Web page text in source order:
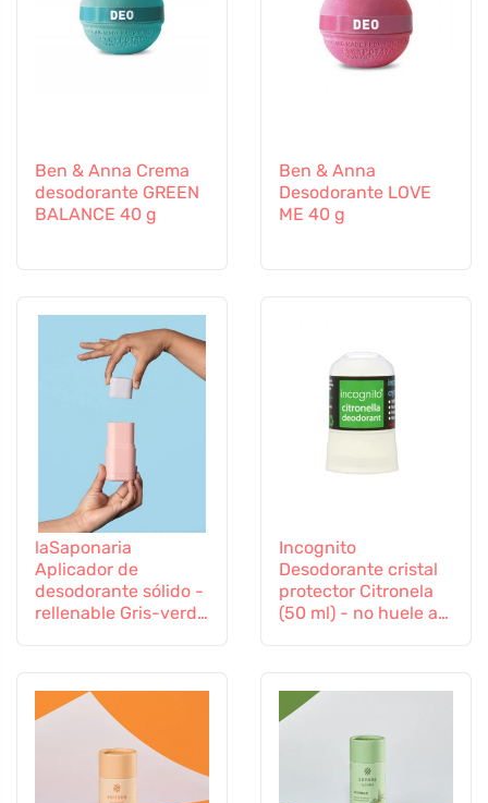
Ben & Anna Crema
desodorante GREEN
BALANCE 40 g
Ben & Anna
Desodorante LOVE
ME 40 g
laSaponaria
Aplicador de
desodorante sólido -
rellenable Gris-verde
Incognito
Desodorante cristal
protector Citronela
(50 ml) - no huele a